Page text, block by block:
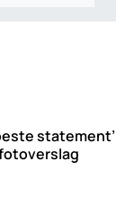
statement’